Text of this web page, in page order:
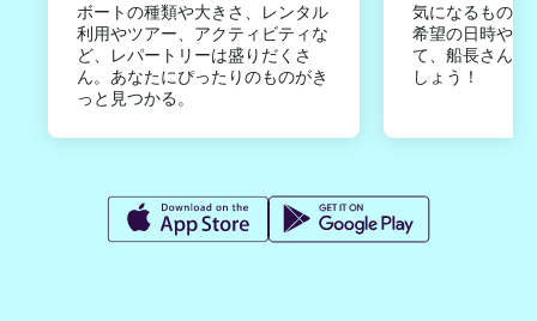
ボートの種類や大きさ、レンタル
利用やツアー、アクティビティな
ど、レパートリーは盛りだくさ
ん。あなたにぴったりのものがき
っと見つかる。
気になるものは
希望の日時やご
て、船長さんか
しょう！